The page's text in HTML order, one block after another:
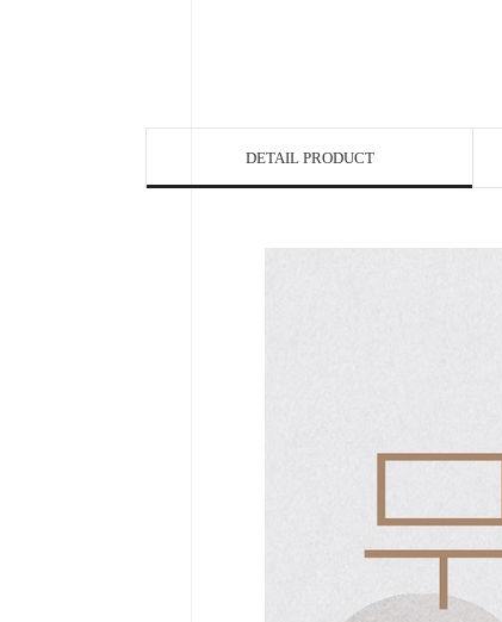
DETAIL PRODUCT